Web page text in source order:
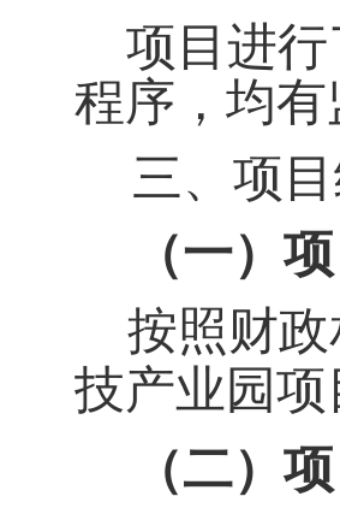
项目进
程序，均
三、项
（一）
按照财政
技产业园
（二）